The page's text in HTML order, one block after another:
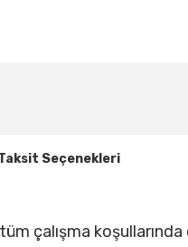
Seçenekleri
çalışma